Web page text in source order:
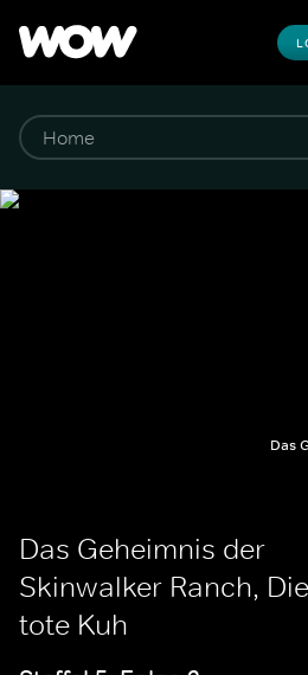
Das
Das Geheimnis der
Skinwalker Ranch, Die
tote Kuh